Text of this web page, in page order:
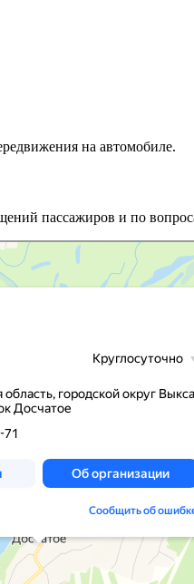
на автомобиле.
пассажиров и по